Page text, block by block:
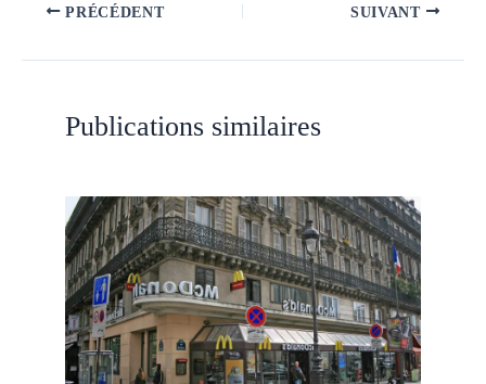
PRÉCÉDENT SUIVANT
Publications similaires